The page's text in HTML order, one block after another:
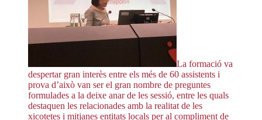
La formació va
despertar gran interès entre els més de 60 assistents i
prova d’això van ser el gran nombre de preguntes
formulades a la deixe anar de les sessió, entre les quals
destaquen les relacionades amb la realitat de les
xicotetes i mitjanes entitats locals per al compliment de